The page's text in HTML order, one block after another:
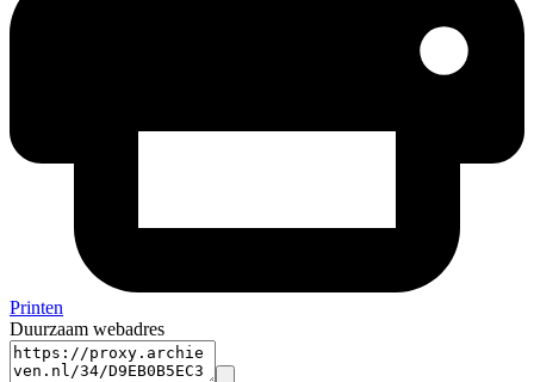
Printen
Duurzaam webadres